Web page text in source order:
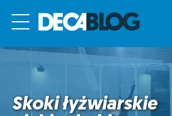
Skoki łyżwiarskie